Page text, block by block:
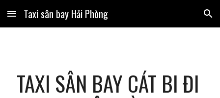
Skip to main content Skip to navigation
Taxi sân bay Hải Phòng
TAXI SÂN BAY CÁT BI ĐI